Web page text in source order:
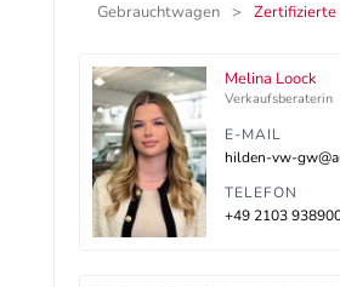
Gebrauchtwagen Zertifizierte
Melina Loock
Verkaufsberaterin
E-MAIL
TELEFON
+49 2103